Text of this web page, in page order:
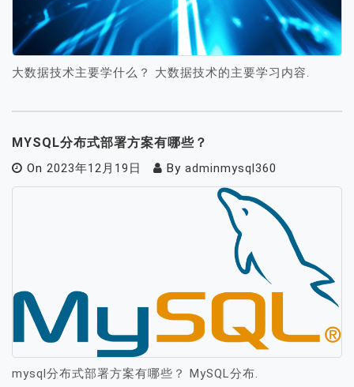
大数据技术主要学什么？ 大数据技术的主要学习内容.
MYSQL分布式部署方案有哪些？
On 2023年12月19日 By adminmysql360
mysql分布式部署方案有哪些？ MySQL分布.